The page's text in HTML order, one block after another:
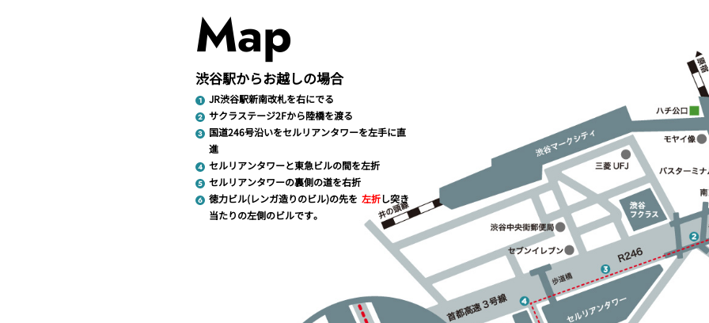
Map
渋谷駅からお越しの場合
JR渋谷駅新南改札を右にでる
サクラステージ2Fから陸橋を渡る
国道246号沿いをセルリアンタワーを左手に直
進
セルリアンタワーと東急ビルの間を左折
セルリアンタワーの裏側の道を右折
徳力ビル(レンガ造りのビル)の先を 左折し突き
当たりの左側のビルです。